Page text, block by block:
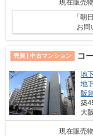
現在販売
「朝
お問
売買 | 中古マンション コ
地
地
阪
築
大
現在販売